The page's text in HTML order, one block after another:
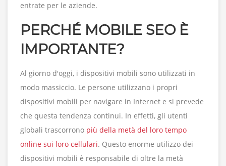
entrate per le aziende.
PERCHÉ MOBILE SEO È
IMPORTANTE?
Al giorno d'oggi, i dispositivi mobili sono utilizzati in
modo massiccio. Le persone utilizzano i propri
dispositivi mobili per navigare in Internet e si prevede
che questa tendenza continui. In effetti, gli utenti
globali trascorrono più della metà del loro tempo
online sui loro cellulari. Questo enorme utilizzo dei
dispositivi mobili è responsabile di oltre la metà